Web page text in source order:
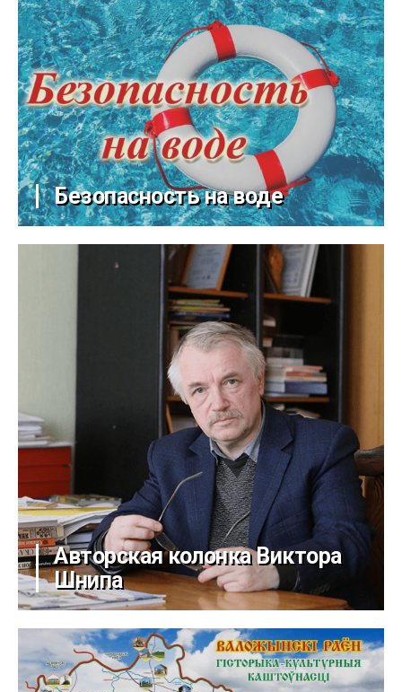
Безопасность на воде
Авторская колонка Виктора
Шнипа